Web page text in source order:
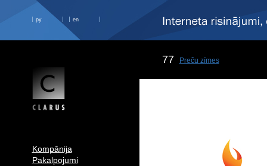
ру en
Kompānija
Pakalpojumi
77 Preču zīmes